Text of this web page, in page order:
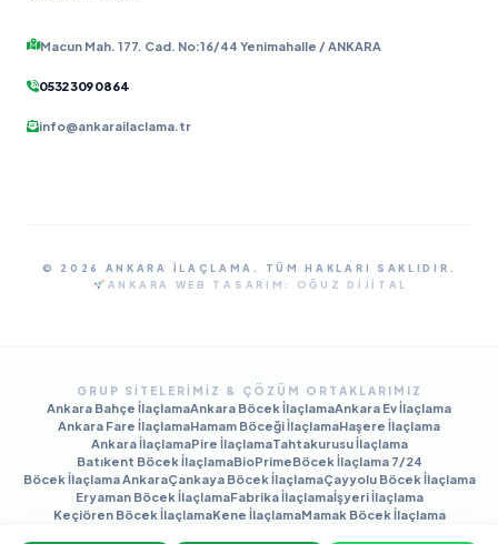
Macun Mah. 177. Cad. No:16/44 Yenimahalle / ANKARA
0532 309 08 64
info@ankarailaclama.tr
© 2026 ANKARA İLAÇLAMA. TÜM HAKLARI SAKLIDIR.
ANKARA WEB TASARIM:
OĞUZ DIJITAL
GRUP SITELERIMIZ & ÇÖZÜM ORTAKLARIMIZ
Ankara Bahçe İlaçlamaAnkara Böcek İlaçlamaAnkara Ev İlaçlama
Ankara Fare İlaçlamaHamam Böceği İlaçlamaHaşere İlaçlama
Ankara İlaçlamaPire İlaçlamaTahtakurusu İlaçlama
Batıkent Böcek İlaçlamaBioPrimeBöcek İlaçlama 7/24
Böcek İlaçlama AnkaraÇankaya Böcek İlaçlamaÇayyolu Böcek İlaçlama
Eryaman Böcek İlaçlamaFabrika İlaçlamaİşyeri İlaçlama
Keçiören Böcek İlaçlamaKene İlaçlamaMamak Böcek İlaçlama